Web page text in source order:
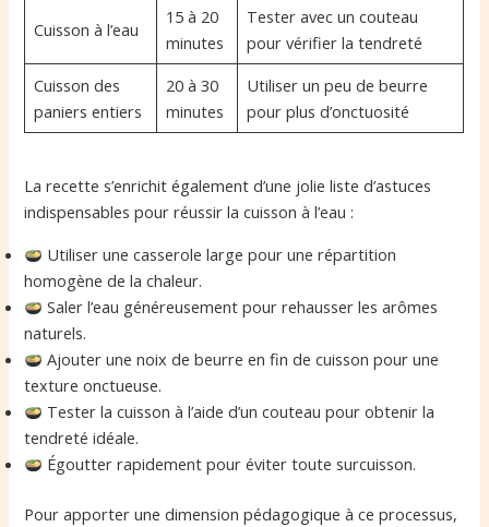
Cuisson à l’eau
15 à 20
minutes
Tester avec un couteau
pour vérifier la tendreté
Cuisson des
paniers entiers
20 à 30
minutes
Utiliser un peu de beurre
pour plus d’onctuosité
La recette s’enrichit également d’une jolie liste d’astuces
indispensables pour réussir la cuisson à l’eau :
Utiliser une casserole large pour une répartition
homogène de la chaleur.
Saler l’eau généreusement pour rehausser les arômes
naturels.
Ajouter une noix de beurre en fin de cuisson pour une
texture onctueuse.
Tester la cuisson à l’aide d’un couteau pour obtenir la
tendreté idéale.
Égoutter rapidement pour éviter toute surcuisson.
Pour apporter une dimension pédagogique à ce processus,